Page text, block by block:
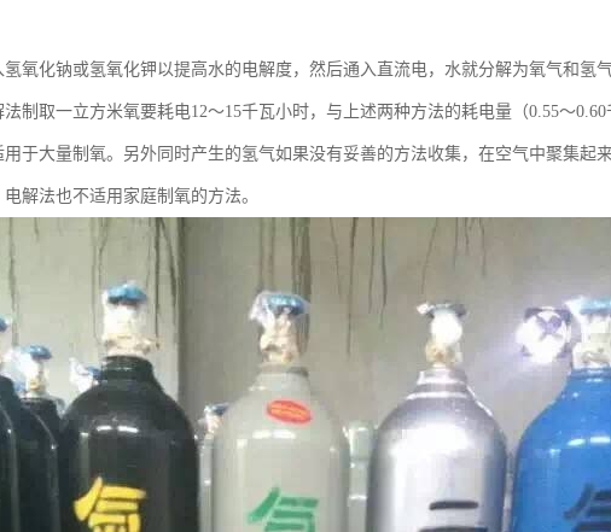
氧化钠或氢氧化钾以提高水的电解度，然后通入直流电，水就分解为氧气和氢
制取一立方米氧要耗电12～15千瓦小时，与上述两种方法的耗电量（0.55～
于大量制氧。另外同时产生的氢气如果没有妥善的方法收集，在空气中聚集起
解法也不适用家庭制氧的方法。